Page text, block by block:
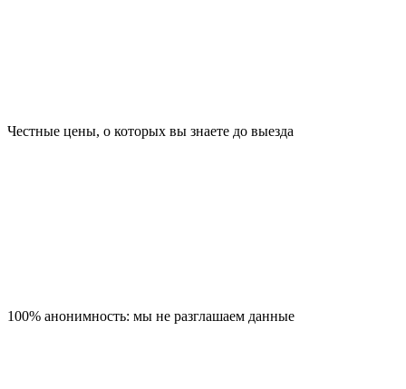
Честные цены, о которых вы знаете до выезда
100% анонимность: мы не разглашаем данные